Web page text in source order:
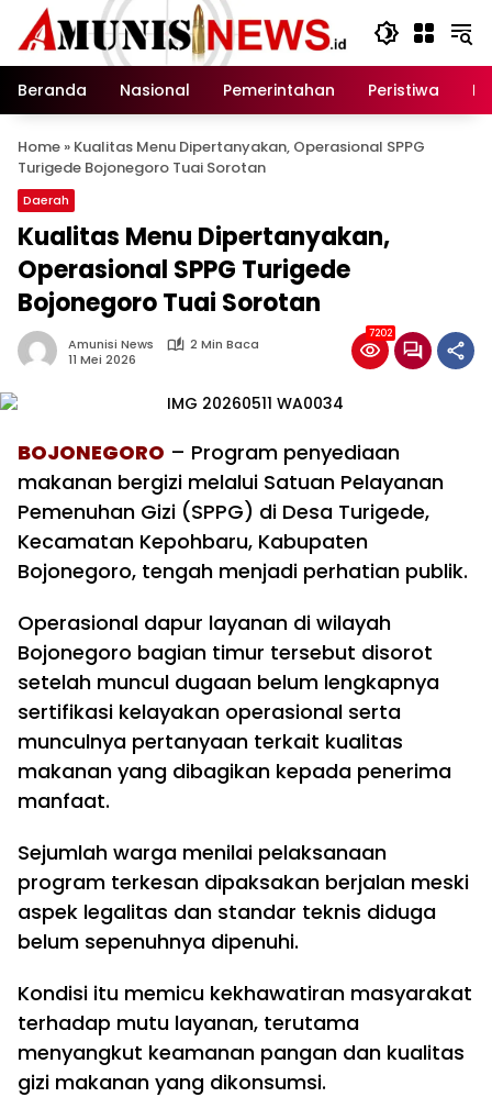
Langsung
konten
Beranda
Nasional Pemerintahan Peristiwa
Home » Kualitas Menu Dipertanyakan, Operasional SPPG
Turigede Bojonegoro Tuai Sorotan
Daerah
Kualitas Menu Dipertanyakan,
Operasional SPPG Turigede
Bojonegoro Tuai Sorotan
Amunisi News
2 Min Baca
11 Mei 2026
7202
BOJONEGORO – Program penyediaan
makanan bergizi melalui Satuan Pelayanan
Pemenuhan Gizi (SPPG) di Desa Turigede,
Kecamatan Kepohbaru, Kabupaten
Bojonegoro, tengah menjadi perhatian publik.
Operasional dapur layanan di wilayah
Bojonegoro bagian timur tersebut disorot
setelah muncul dugaan belum lengkapnya
sertifikasi kelayakan operasional serta
munculnya pertanyaan terkait kualitas
makanan yang dibagikan kepada penerima
manfaat.
Sejumlah warga menilai pelaksanaan
program terkesan dipaksakan berjalan meski
aspek legalitas dan standar teknis diduga
belum sepenuhnya dipenuhi.
Kondisi itu memicu kekhawatiran masyarakat
terhadap mutu layanan, terutama
menyangkut keamanan pangan dan kualitas
gizi makanan yang dikonsumsi.